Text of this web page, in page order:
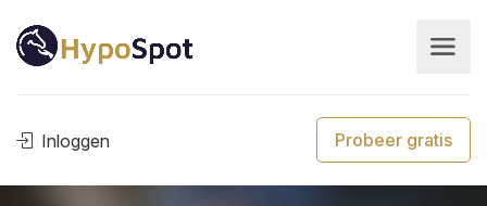
Inloggen Probeer gratis